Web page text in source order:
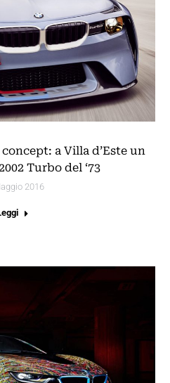
a Villa d’Este un
Turbo del ‘73
2016